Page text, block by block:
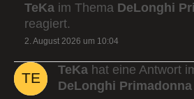
TeKa im Thema DeLonghi
reagiert.
2. August 2026 um 10:04
TeKa hat eine Antwort
DeLonghi Primadonna